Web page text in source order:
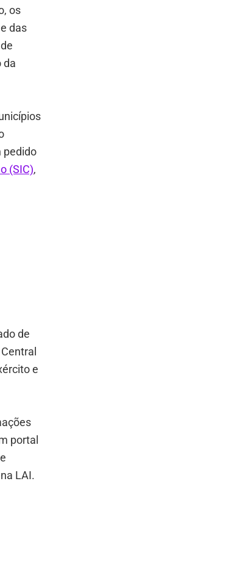
os
das
da
pedido
(SIC),
de
e
portal
LAI.